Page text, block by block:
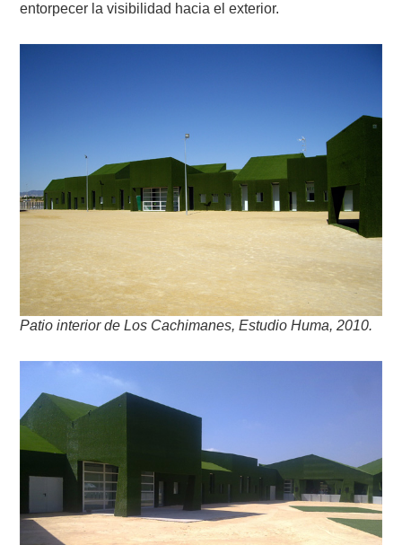
entorpecer la visibilidad hacia el exterior.
Patio interior de Los Cachimanes, Estudio Huma, 2010.